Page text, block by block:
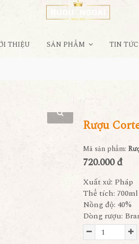
THIỆU SẢN PHẨM TIN TỨC
Rượu
Mã sản phẩm:
720.000 đ
Xuất xứ: Pháp
Thể tích: 700ml
Nồng độ: 40%
Dòng rượu: